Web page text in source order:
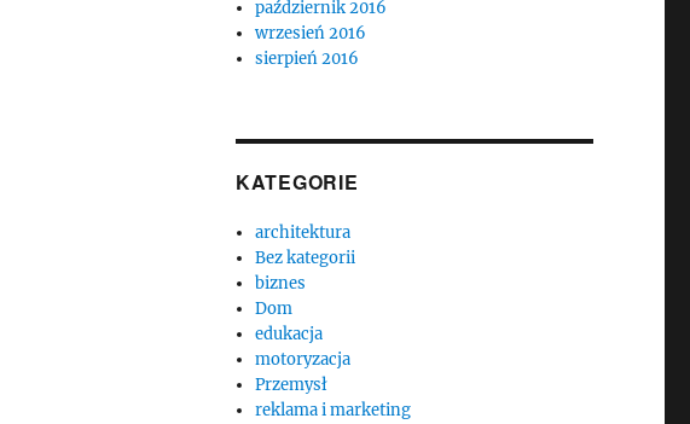
październik 2016
wrzesień 2016
sierpień 2016
KATEGORIE
architektura
Bez kategorii
biznes
Dom
edukacja
motoryzacja
Przemysł
reklama i marketing